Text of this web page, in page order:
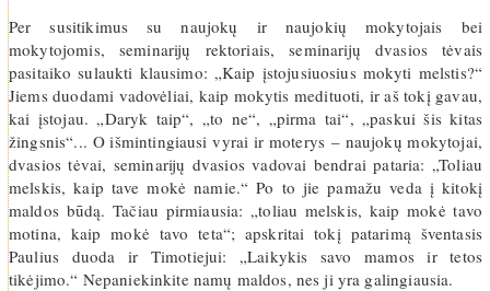
Per susitikimus su naujokų ir naujokių mokytojais bei
mokytojomis, seminarijų rektoriais, seminarijų dvasios tėvais
pasitaiko sulaukti klausimo: „Kaip įstojusiuosius mokyti melstis?“
Jiems duodami vadovėliai, kaip mokytis medituoti, ir aš tokį gavau,
kai įstojau. „Daryk taip“, „to ne“, „pirma tai“, „paskui šis kitas
žingsnis“... O išmintingiausi vyrai ir moterys – naujokų mokytojai,
dvasios tėvai, seminarijų dvasios vadovai bendrai pataria: „Toliau
melskis, kaip tave mokė namie.“ Po to jie pamažu veda į kitokį
maldos būdą. Tačiau pirmiausia: „toliau melskis, kaip mokė tavo
motina, kaip mokė tavo teta“; apskritai tokį patarimą šventasis
Paulius duoda ir Timotiejui: „Laikykis savo mamos ir tetos
tikėjimo.“ Nepaniekinkite namų maldos, nes ji yra galingiausia.